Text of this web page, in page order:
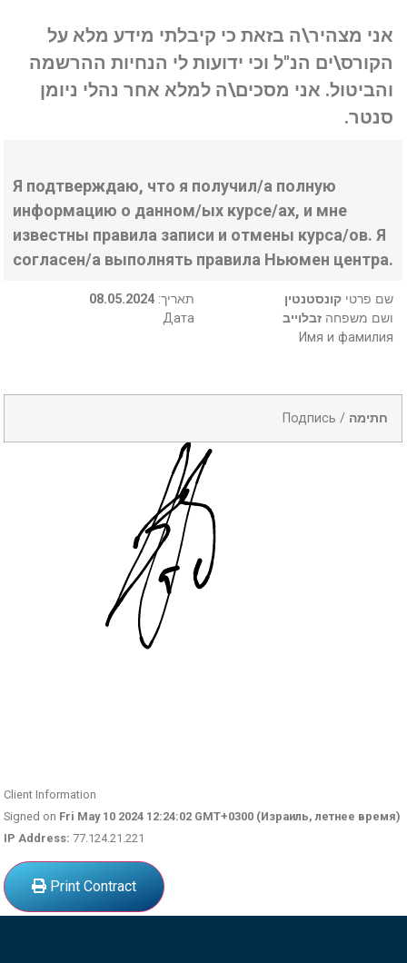
אני מצהיר\ה בזאת כי קיבלתי מידע מלא על
הקורס\ים הנ"ל וכי ידועות לי הנחיות ההרשמה
והביטול. אני מסכים\ה למלא אחר נהלי ניומן
סנטר.
Я подтверждаю, что я получил/а полную
информацию о данном/ых курсе/ах, и мне
известны правила записи и отмены курса/ов. Я
согласен/а выполнять правила Ньюмен центра.
08.05.2024 :תאריך
Дата
שם פרטי קונסטנטין
ושם משפחה זבלוייב
Имя и фамилия
Подпись / חתימה
Client Information
Signed on Fri May 10 2024 12:24:02 GMT+0300 (Израиль, летнее время)
IP Address: 77.124.21.221
Print Contract